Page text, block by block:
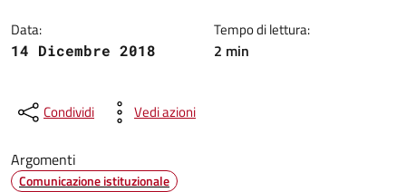
Data:
14 Dicembre 2018
Tempo di lettura:
2 min
Condividi Vedi azioni
Argomenti
Comunicazione istituzionale